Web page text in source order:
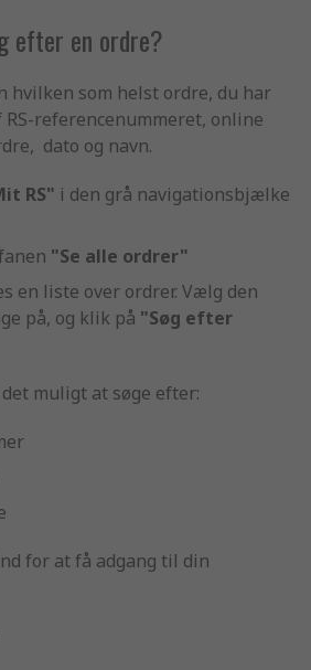
efter en ordre?
hvilken som helst ordre, du har
referencenummeret, online
dato og navn.
RS" i den grå navigationsbjælke
"Se alle ordrer"
en liste over ordrer. Vælg den
på, og klik på "Søg efter
muligt at søge efter:
for at få adgang til din